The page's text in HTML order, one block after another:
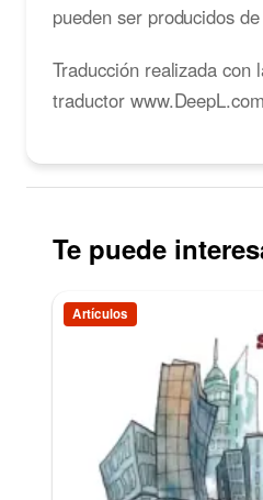
pueden ser producidos
Traducción realizada con
traductor
Te puede
Artículos